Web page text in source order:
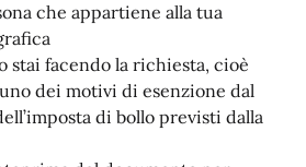
che appartiene alla tua
stai facendo la richiesta, cioè
dei motivi di esenzione dal
di bollo previsti dalla